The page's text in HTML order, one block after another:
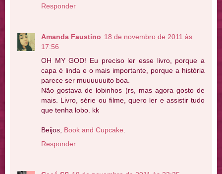
Responder
Amanda Faustino 18 de novembro de 2011 às
17:56
OH MY GOD! Eu preciso ler esse livro, porque a
capa é linda e o mais importante, porque a história
parece ser muuuuuuito boa.
Não gostava de lobinhos (rs, mas agora gosto de
mais. Livro, série ou filme, quero ler e assistir tudo
que tenha lobo. kk
Beijos, Book and Cupcake
Responder